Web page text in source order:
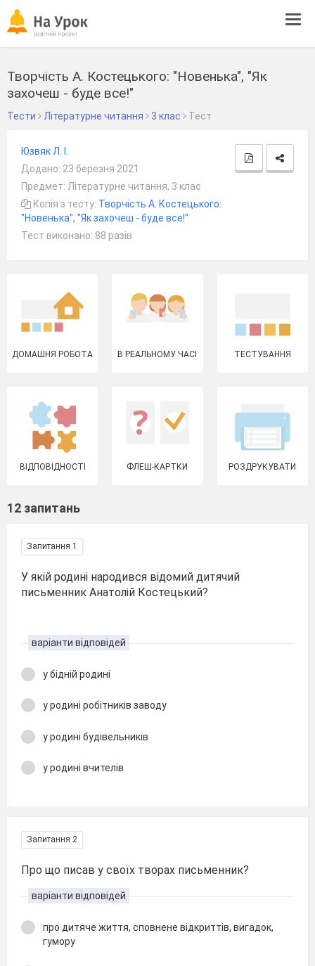
Творчість А. Костецького: "Новенька", "Як
захочеш - буде все!"
Тести Літературне читання 3 клас Тест
Юзвяк Л. І.
Додано: 23 березня 2021
Предмет: Літературне читання, 3 клас
Копія з тесту: Творчість А. Костецького:
"Новенька", "Як захочеш - буде все!"
Тест виконано: 88 разів
ДОМАШНЯ РОБОТА В РЕАЛЬНОМУ ЧАСІ ТЕСТУВАННЯ
ВІДПОВІДНОСТІ ФЛЕШ-КАРТКИ РОЗДРУКУВАТИ
12 запитань
Запитання 1
У якій родині народився відомий дитячий
письменник Анатолій Костецький?
варіанти відповідей
у бідній родині
у родині робітників заводу
у родині будівельників
у родині вчителів
Запитання 2
Про що писав у своїх творах письменник?
варіанти відповідей
про дитяче життя, сповнене відкриттів, вигадок,
гумору